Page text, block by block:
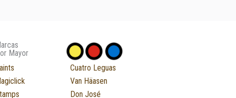
Mayor
Cuatro Leguas
Van Häasen
Don José